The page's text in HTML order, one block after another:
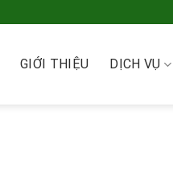
GIỚI THIỆU DỊCH VỤ